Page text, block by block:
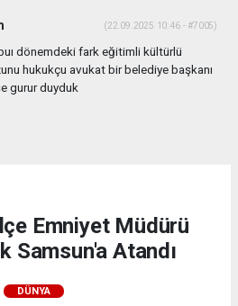
(22.09.2025 10:46 - #7005)
dönemdeki fark eğitimli kültürlü
hukukçu avukat bir belediye başkanı
gurur duyduk
Emniyet Müdürü
Samsun'a Atandı
DÜNYA